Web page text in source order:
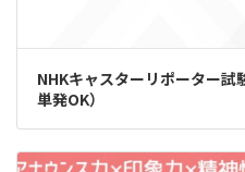
NHKキャスターリポーター試
単発OK）